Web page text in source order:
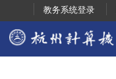
教务系统登录